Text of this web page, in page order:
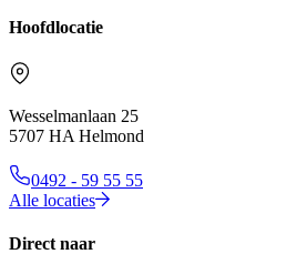
Hoofdlocatie
Wesselmanlaan 25
5707 HA Helmond
0492 - 59 55 55
Alle locaties
Direct naar